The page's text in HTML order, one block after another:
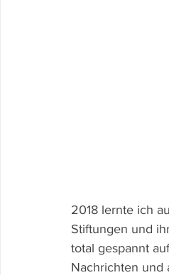
2018 lernte ich
Stiftungen und
total gespannt
Nachrichten und